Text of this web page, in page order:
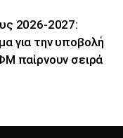
2026-2027:
για την υποβολή
παίρνουν σειρά